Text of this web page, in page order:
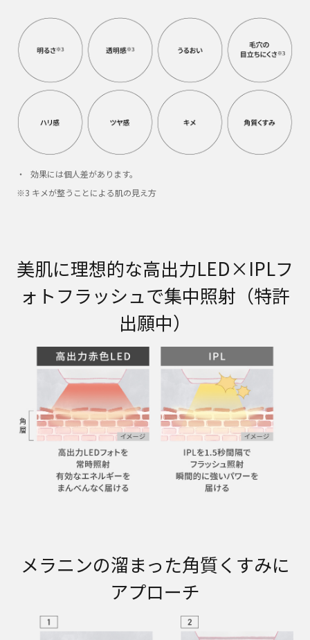
効果には個人差があります。
※3 キメが整うことによる肌の見え方
美肌に理想的な高出力LED×IPLフ
ォトフラッシュで集中照射（特許
出願中）
メラニンの溜まった角質くすみに
アプローチ